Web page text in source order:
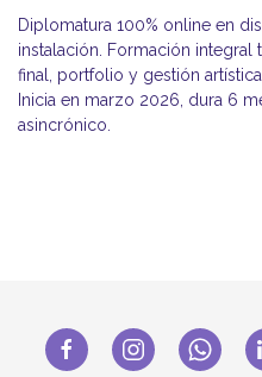
Diplomatura 100% online en
instalación. Formación
final, portfolio y gestión
Inicia en marzo 2026, dura 6
asincrónico.